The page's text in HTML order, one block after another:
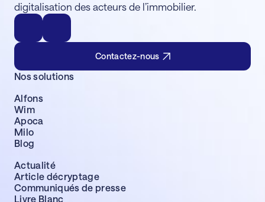
digitalisation des acteurs de l’immobilier.
Contactez-nous
Nos solutions
Alfons
Wim
Apoca
Milo
Blog
Actualité
Article décryptage
Communiqués de presse
Livre Blanc